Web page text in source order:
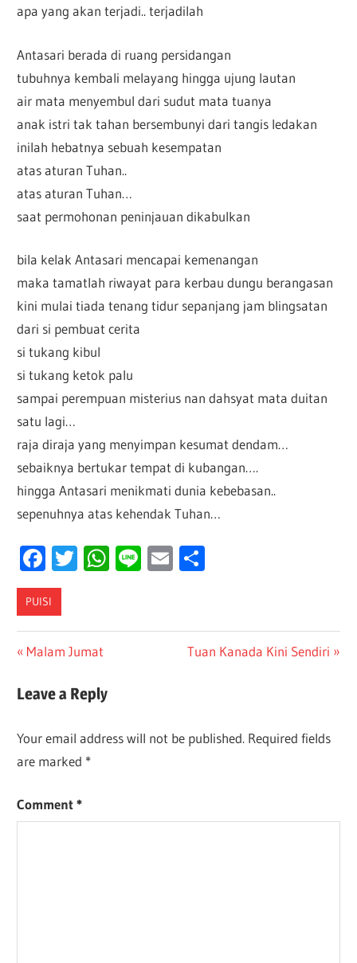
apa yang akan terjadi.. terjadilah
Antasari berada di ruang persidangan
tubuhnya kembali melayang hingga ujung lautan
air mata menyembul dari sudut mata tuanya
anak istri tak tahan bersembunyi dari tangis ledakan
inilah hebatnya sebuah kesempatan
atas aturan Tuhan..
atas aturan Tuhan…
saat permohonan peninjauan dikabulkan
bila kelak Antasari mencapai kemenangan
maka tamatlah riwayat para kerbau dungu berangasan
kini mulai tiada tenang tidur sepanjang jam blingsatan
dari si pembuat cerita
si tukang kibul
si tukang ketok palu
sampai perempuan misterius nan dahsyat mata duitan
satu lagi…
raja diraja yang menyimpan kesumat dendam…
sebaiknya bertukar tempat di kubangan….
hingga Antasari menikmati dunia kebebasan..
sepenuhnya atas kehendak Tuhan…
Facebook
Twitter
WhatsApp
LineEmail
PUISI
Post
navigation
Previous
Malam Jumat
Next
Tuan Kanada Kini Sendiri
Leave a Reply
Your email address will not be published. Required fields
are marked *
Comment*